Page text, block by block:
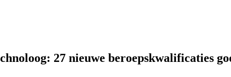
27 nieuwe beroepskwalificaties